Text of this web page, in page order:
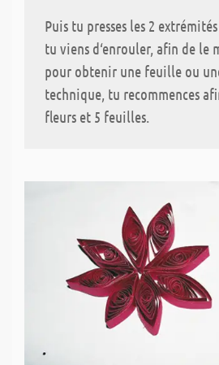
Puis tu presses les 2
tu viens d‘enrouler, afin de le
pour obtenir une feuille ou
technique, tu recommences
fleurs et 5 feuilles.